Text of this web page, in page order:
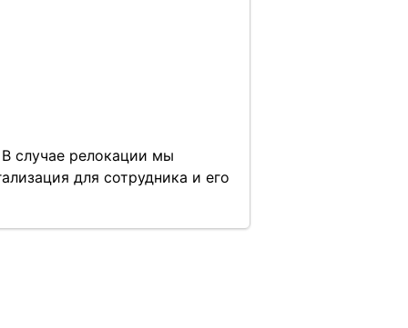
случае релокации мы
для сотрудника и его